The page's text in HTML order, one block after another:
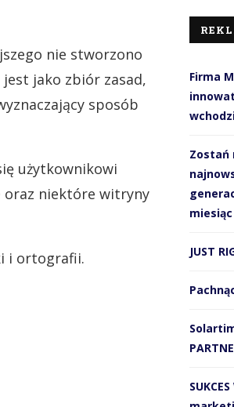
nie stworzono
jako zbiór zasad,
sposób
użytkownikowi
oraz niektóre witryny
i ortografii.
Firma
Zostań
miesiąc
JUST